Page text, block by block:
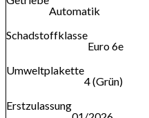
Automatik
Schadstoffklasse
Euro 6e
Umweltplakette
4 (Grün)
Erstzulassung